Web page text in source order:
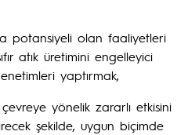
potansiyeli olan faaliyetleri
atık üretimini engelleyici
yaptırmak,
çevreye yönelik zararlı etkisini
şekilde, uygun biçimde